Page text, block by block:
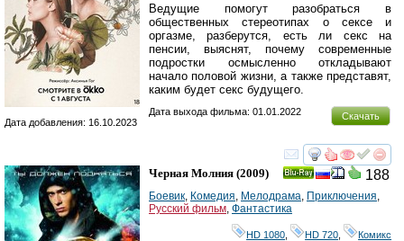
Ведущие помогут разобраться в
общественных стереотипах о сексе и
оргазме, разберутся, есть ли секс на
пенсии, выяснят, почему современные
подростки осмысленно откладывают
начало половой жизни, а также представят,
каким будет секс будущего.
Скачать
Дата выхода фильма: 01.01.2022
Дата добавления: 16.10.2023
смотреть
188
Черная Молния (2009)
Боевик Комедия Мелодрама Приключения
Русский фильм Фантастика
HD 1080 HD 720 Комикс